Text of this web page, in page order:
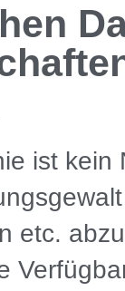
ist kein
etc.